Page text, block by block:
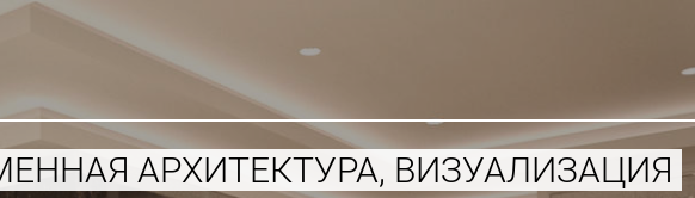
АРХИТЕКТУРА, ВИЗУАЛИЗАЦИЯ